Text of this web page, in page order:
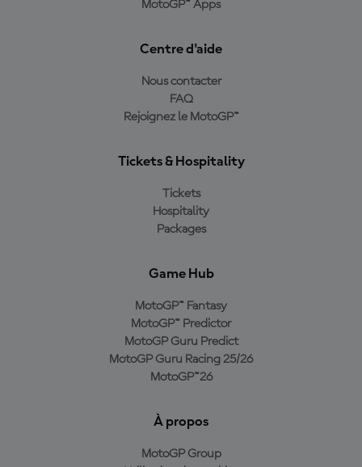
MotoGP™ Apps
Centre d'aide
Nous contacter
FAQ
Rejoignez le MotoGP™
Tickets & Hospitality
Tickets
Hospitality
Packages
Game Hub
MotoGP™ Fantasy
MotoGP™ Predictor
MotoGP Guru Predict
MotoGP Guru Racing 25/26
MotoGP™26
À propos
MotoGP Group